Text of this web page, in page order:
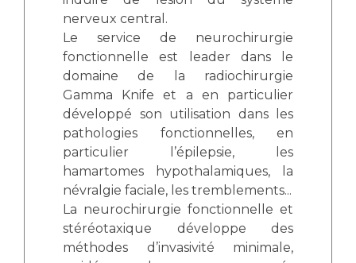
nerveux central.
Le service de neurochirurgie
fonctionnelle est leader dans le
domaine de la radiochirurgie
Gamma Knife et a en particulier
développé son utilisation dans les
pathologies fonctionnelles, en
particulier l’épilepsie, les
hamartomes hypothalamiques, la
névralgie faciale, les tremblements...
La neurochirurgie fonctionnelle et
stéréotaxique développe des
méthodes d’invasivité minimale,